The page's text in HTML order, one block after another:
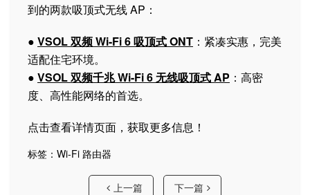
到的两款吸顶式无线 AP：
● VSOL 双频 Wi-Fi 6 吸顶式 ONT ：紧凑实惠，完美
适配住宅环境。
● VSOL 双频千兆 Wi-Fi 6 无线吸顶式 AP ：高密
度、高性能网络的首选。
点击查看详情页面，获取更多信息！
标签： Wi-Fi 路由器
上一篇 下一篇